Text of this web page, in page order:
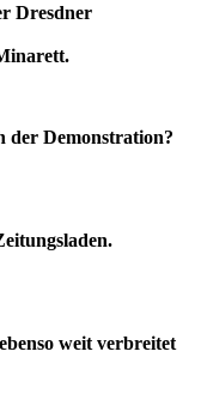
Dresdner
der Demonstration?
weit verbreitet